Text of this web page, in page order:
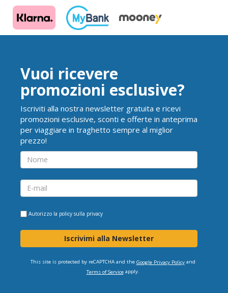
Vuoi ricevere
promozioni esclusive?
Iscriviti alla nostra newsletter gratuita e ricevi
promozioni esclusive, sconti e offerte in anteprima
per viaggiare in traghetto sempre al miglior
prezzo!
Autorizzo la policy sulla privacy
Iscrivimi alla Newsletter
This site is protected by reCAPTCHA and the Google Privacy Policyand
Terms of Serviceapply.